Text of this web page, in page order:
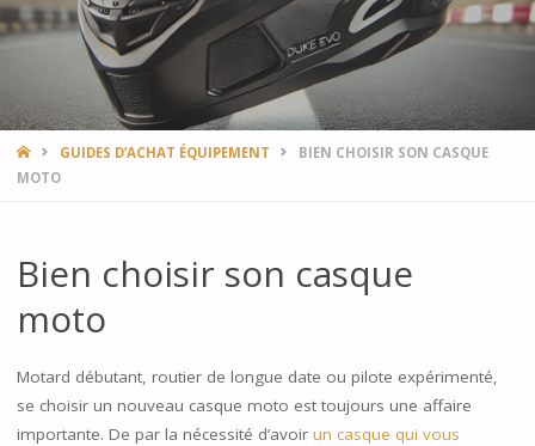
HOMEGUIDES D’ACHAT ÉQUIPEMENT
BIEN CHOISIR SON CASQUE
MOTO
Bien choisir son casque
moto
Motard débutant, routier de longue date ou pilote expérimenté,
se choisir un nouveau casque moto est toujours une affaire
importante. De par la nécessité d’avoir un casque qui vous